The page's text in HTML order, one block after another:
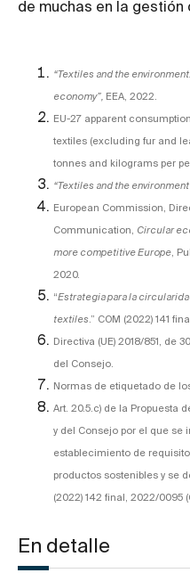
de muchas en la
“Textiles and the
economy”, EEA, 2022.
EU-27 apparent
textiles (excluding fur and
tonnes and kilograms per
“Textiles and the
European Commission,
Communication, Circular
more competitive Europe ,
2020.
“Estrategia para la
textiles .” COM (2022) 141 final
Directiva (UE) 2018/851, de
del Consejo.
Normas de etiquetado de
Art. 20.5.c) de la Propuesta
y del Consejo por el que se
establecimiento de
productos sostenibles y se
(2022) 142 final, 2022/0095
En detalle